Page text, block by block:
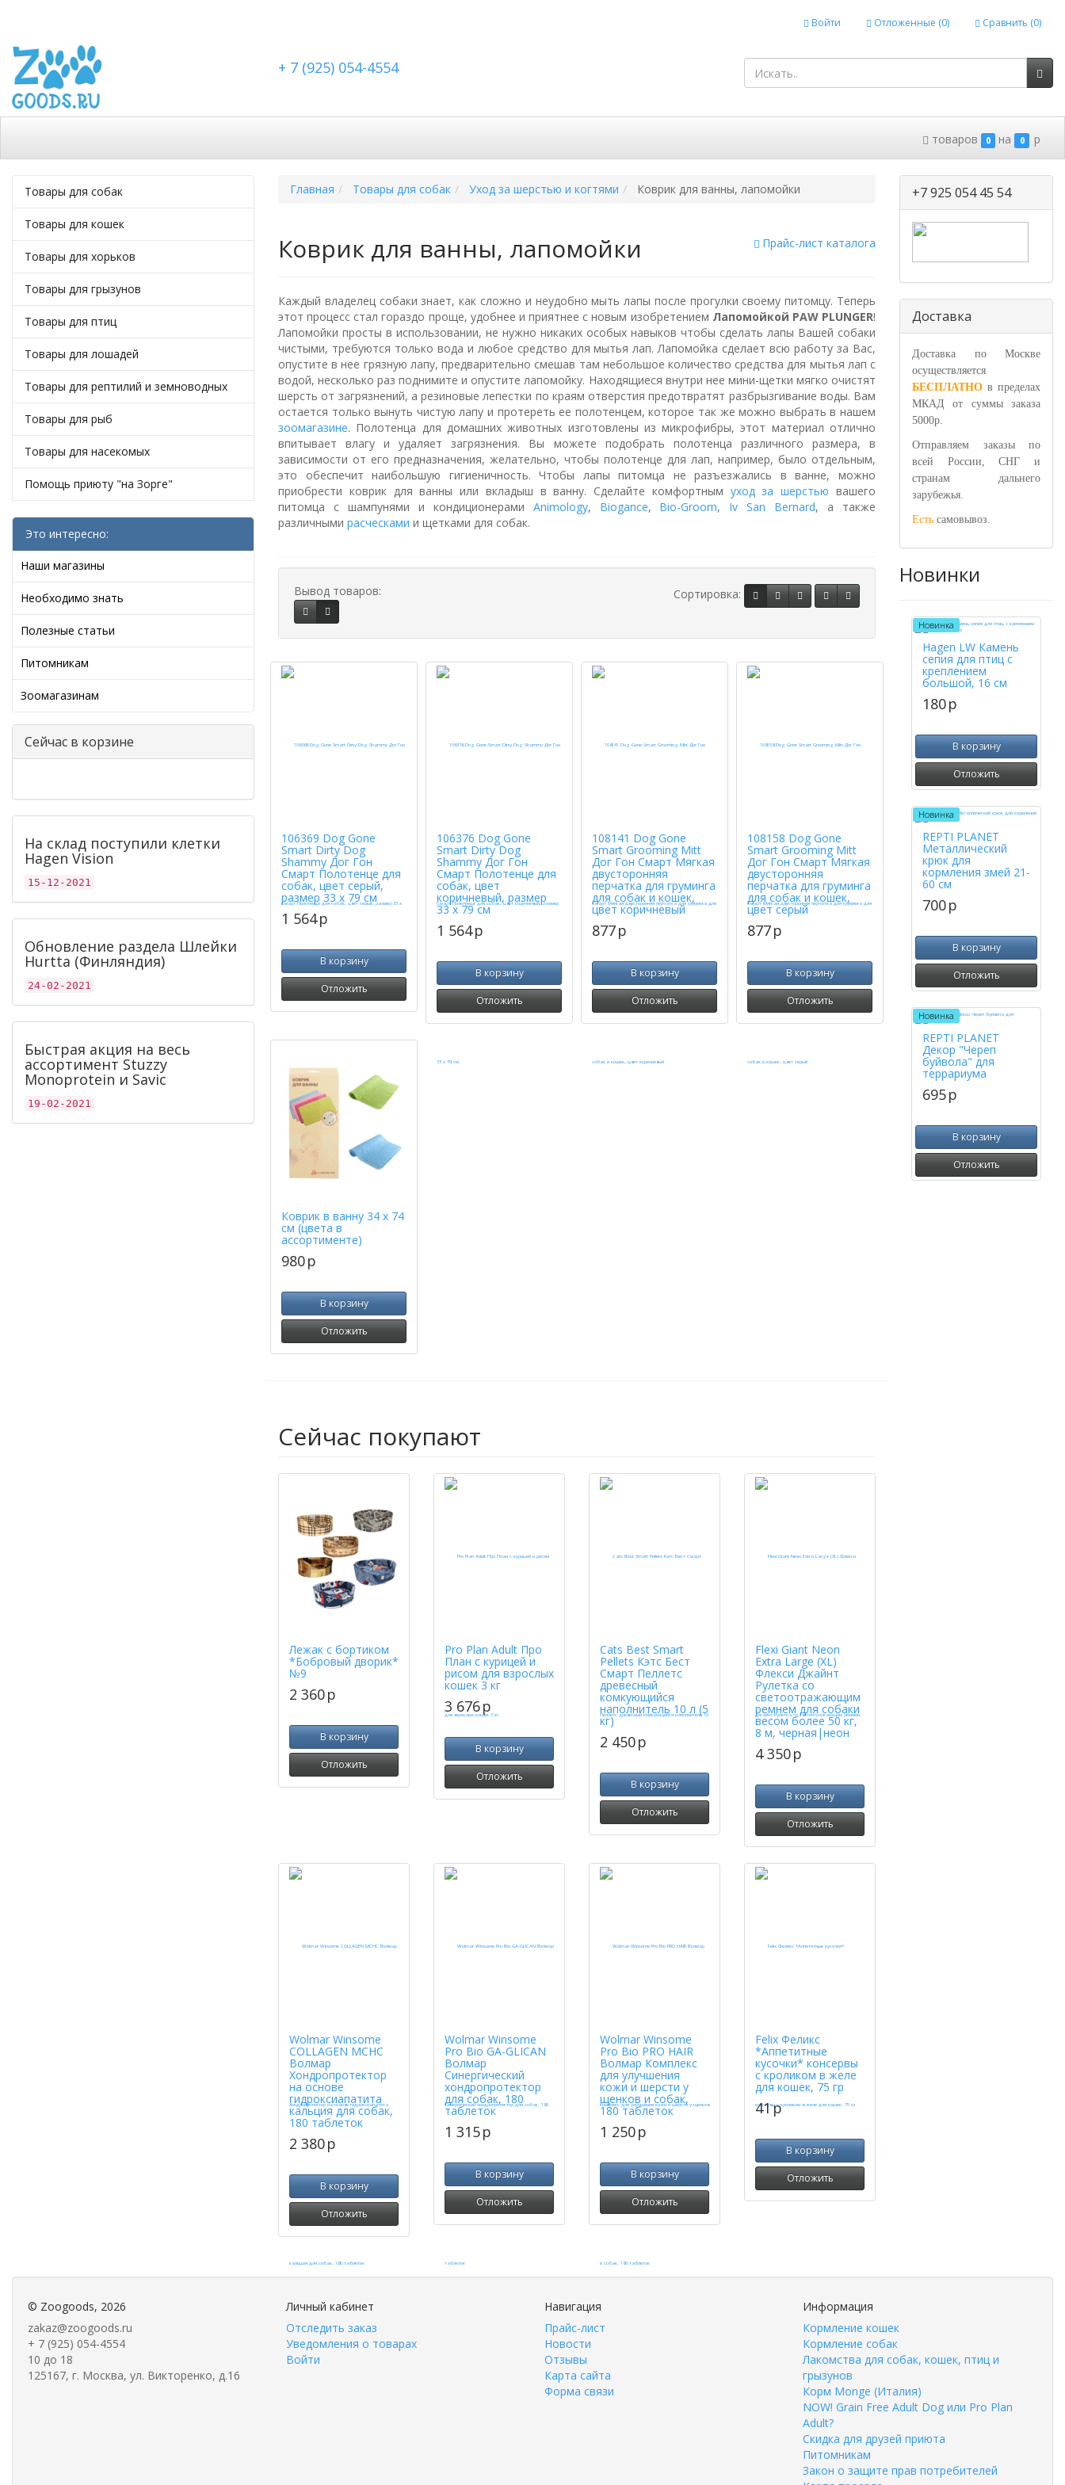
Войти Отложенные (0) Сравнить (0)
+ 7 (925) 054-4554
товаров 0 на 0 p
Товары для собак
Товары для кошек
Товары для хорьков
Товары для грызунов
Товары для птиц
Товары для лошадей
Товары для рептилий и земноводных
Товары для рыб
Товары для насекомых
Помощь приюту "на Зорге"
Это интересно:
Наши магазины
Необходимо знать
Полезные статьи
Питомникам
Зоомагазинам
Сейчас в корзине
На склад поступили клетки
Hagen Vision
15-12-2021
Обновление раздела Шлейки
Hurtta (Финляндия)
24-02-2021
Быстрая акция на весь
ассортимент Stuzzy
Monoprotein и Savic
19-02-2021
Главная Товары для собак Уход за шерстью и когтями Коврик для ванны, лапомойки
Прайс-лист каталога
Коврик для ванны, лапомойки
Каждый владелец собаки знает, как сложно и неудобно мыть лапы после прогулки своему питомцу. Теперь
этот процесс стал гораздо проще, удобнее и приятнее с новым изобретением Лапомойкой PAW PLUNGER!
Лапомойки просты в использовании, не нужно никаких особых навыков чтобы сделать лапы Вашей собаки
чистыми, требуются только вода и любое средство для мытья лап. Лапомойка сделает всю работу за Вас,
опустите в нее грязную лапу, предварительно смешав там небольшое количество средства для мытья лап с
водой, несколько раз поднимите и опустите лапомойку. Находящиеся внутри нее мини-щетки мягко очистят
шерсть от загрязнений, а резиновые лепестки по краям отверстия предотвратят разбрызгивание воды. Вам
остается только вынуть чистую лапу и протереть ее полотенцем, которое так же можно выбрать в нашем
зоомагазине. Полотенца для домашних животных изготовлены из микрофибры, этот материал отлично
впитывает влагу и удаляет загрязнения. Вы можете подобрать полотенца различного размера, в
зависимости от его предназначения, желательно, чтобы полотенце для лап, например, было отдельным,
это обеспечит наибольшую гигиеничность. Чтобы лапы питомца не разъезжались в ванне, можно
приобрести коврик для ванны или вкладыш в ванну. Сделайте комфортным уход за шерстью вашего
питомца с шампунями и кондиционерами Animology, Bioganсе, Bio-Groom, Iv San Bernard, а также
различными расческами и щетками для собак.
Вывод товаров: Сортировка:
106369 Dog Gone
Smart Dirty Dog
Shammy Дог Гон
Смарт Полотенце для
собак, цвет серый,
размер 33 х 79 см
1 564p
В корзину
Отложить
106376 Dog Gone
Smart Dirty Dog
Shammy Дог Гон
Смарт Полотенце для
собак, цвет
коричневый, размер
33 х 79 см
1 564p
В корзину
Отложить
108141 Dog Gone
Smart Grooming Mitt
Дог Гон Смарт Мягкая
двусторонняя
перчатка для груминга
для собак и кошек,
цвет коричневый
877p
В корзину
Отложить
108158 Dog Gone
Smart Grooming Mitt
Дог Гон Смарт Мягкая
двусторонняя
перчатка для груминга
для собак и кошек,
цвет серый
877p
В корзину
Отложить
Коврик в ванну 34 х 74
см (цвета в
ассортименте)
980p
В корзину
Отложить
Сейчас покупают
Лежак с бортиком
*Бобровый дворик*
№9
2 360p
В корзину
Отложить
Pro Plan Adult Про
План с курицей и
рисом для взрослых
кошек 3 кг
3 676p
В корзину
Отложить
Cats Best Smart
Pellets Кэтс Бест
Смарт Пеллетс
древесный
комкующийся
наполнитель 10 л (5
кг)
2 450p
В корзину
Отложить
Flexi Giant Neon
Extra Large (XL)
Флекси Джайнт
Рулетка со
светоотражающим
ремнем для собаки
весом более 50 кг,
8 м, черная|неон
4 350p
В корзину
Отложить
Wolmar Winsome
COLLAGEN MCHC
Волмар
Хондропротектор
на основе
гидроксиапатита
кальция для собак,
180 таблеток
2 380p
В корзину
Отложить
Wolmar Winsome
Pro Bio GA-GLICAN
Волмар
Синергический
хондропротектор
для собак, 180
таблеток
1 315p
В корзину
Отложить
Wolmar Winsome
Pro Bio PRO HAIR
Волмар Комплекс
для улучшения
кожи и шерсти у
щенков и собак,
180 таблеток
1 250p
В корзину
Отложить
Felix Феликс
*Аппетитные
кусочки* консервы
с кроликом в желе
для кошек, 75 гр
41p
В корзину
Отложить
+7 925 054 45 54
Доставка
Доставка по Москве
осуществляется
БЕСПЛАТНО в пределах
МКАД от суммы заказа
5000р.
Отправляем заказы по
всей России, СНГ и
странам дальнего
зарубежья.
Есть самовывоз.
Новинки
Новинка
Hagen LW Камень
сепия для птиц с
креплением
большой, 16 см
180p
В корзину
Отложить
Новинка
REPTI PLANET
Металлический
крюк для
кормления змей 21-
60 см
700p
В корзину
Отложить
Новинка
REPTI PLANET
Декор "Череп
буйвола" для
террариума
695p
В корзину
Отложить
© Zoogoods, 2026
zakaz@zoogoods.ru
+ 7 (925) 054-4554
10 до 18
125167, г. Москва, ул. Викторенко, д.16
Личный кабинет
Отследить заказ
Уведомления о товарах
Войти
Навигация
Прайс-лист
Новости
Отзывы
Карта сайта
Форма связи
Информация
Кормление кошек
Кормление собак
Лакомства для собак, кошек, птиц и
грызунов
Корм Monge (Италия)
NOW! Grain Free Adult Dog или Pro Plan
Adult?
Скидка для друзей приюта
Питомникам
Закон о защите прав потребителей